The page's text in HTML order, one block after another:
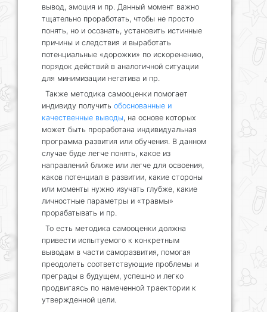
вывод, эмоция и пр. Данный момент важно
тщательно проработать, чтобы не просто
понять, но и осознать, установить истинные
причины и следствия и выработать
потенциальные «дорожки» по искоренению,
порядок действий в аналогичной ситуации
для минимизации негатива и пр.
Также методика самооценки помогает
индивиду получить обоснованные и
качественные выводы, на основе которых
может быть проработана индивидуальная
программа развития или обучения. В данном
случае буде легче понять, какое из
направлений ближе или легче для освоения,
каков потенциал в развитии, какие стороны
или моменты нужно изучать глубже, какие
личностные параметры и «травмы»
прорабатывать и пр.
То есть методика самооценки должна
привести испытуемого к конкретным
выводам в части саморазвития, помогая
преодолеть соответствующие проблемы и
преграды в будущем, успешно и легко
продвигаясь по намеченной траектории к
утвержденной цели.